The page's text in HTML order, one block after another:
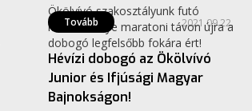
Ökölvívó szakosztályunk futó
különítménye maratoni távon újra a
dobogó legfelsőbb fokára ért!
Tovább 2021.09.22.
Ökölvívás
Hévízi dobogó az Ökölvívó
Junior és Ifjúsági Magyar
Bajnokságon!